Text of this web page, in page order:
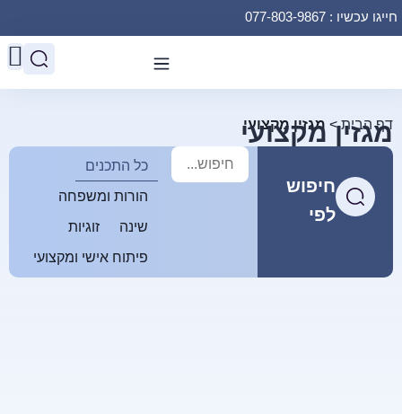
חייגו עכשיו : 077-803-9867
דף הבית> מגזין מקצועי
מגזין מקצועי
חיפוש
לפי
כל התכנים
הורות ומשפחה
שינה
זוגיות
פיתוח אישי ומקצועי